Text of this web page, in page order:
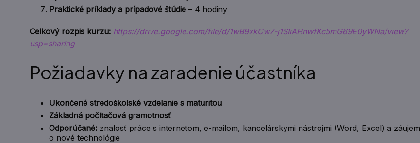
Praktické príklady a prípadové štúdie – 4 hodiny
Celkový rozpis kurzu: https://drive.google.com/file/d/1wB9xkCw7-j1SIiAHnwfKc5mG69E0yWNa/view?
usp=sharing
Požiadavky na zaradenie účastníka
Ukončené stredoškolské vzdelanie s maturitou
Základná počítačová gramotnosť
Odporúčané: znalosť práce s internetom, e-mailom, kancelárskymi nástrojmi (Word, Excel) a záujem
o nové technológie